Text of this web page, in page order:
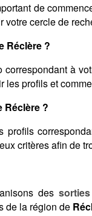
de
votre cercle de
Réclère ?
à
profils et
Réclère ?
profils
critères afin de
des
de la région de